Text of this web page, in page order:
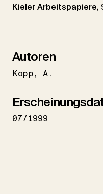
Kieler Arbeitspapiere,
Autoren
Kopp A.
07/1999